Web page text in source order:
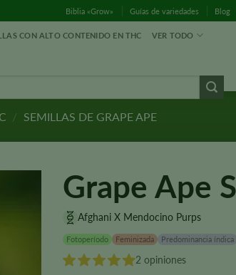
Biblia «Grow» Guías de variedades Blog
CON ALTO CONTENIDO EN THC VER TODO
/ SEMILLAS DE GRAPE APE
Grape Ape
Afghani X Mendocino Purps
Fotoperíodo Feminizada Predominancia índica
2 opiniones